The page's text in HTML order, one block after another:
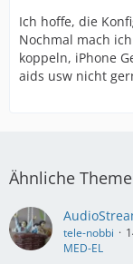
Ich hoffe, die
Nochmal mach
koppeln, iPhone
aids usw nicht
Ähnliche
tele-nobbi
MED-EL